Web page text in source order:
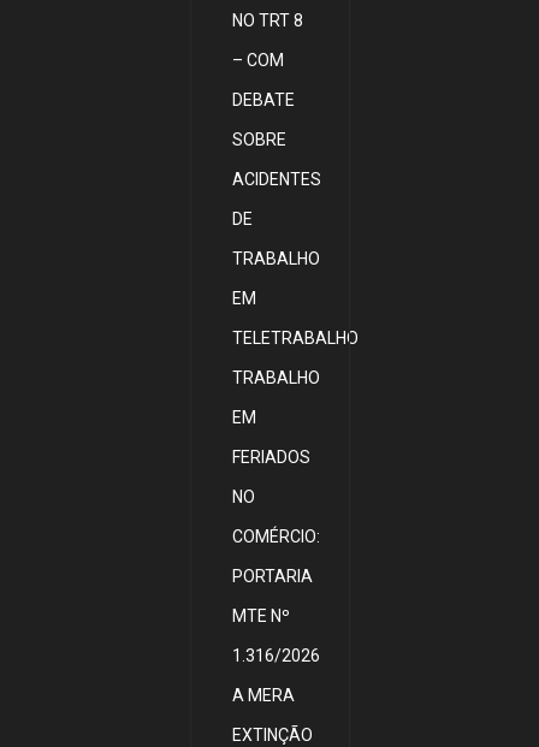
NO TRT 8
– COM
DEBATE
SOBRE
ACIDENTES
DE
TRABALHO
EM
TELETRABALHO
TRABALHO
EM
FERIADOS
NO
COMÉRCIO:
PORTARIA
MTE Nº
1.316/2026
A MERA
EXTINÇÃO